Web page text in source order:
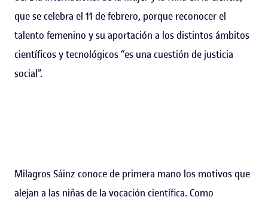
que se celebra el 11 de febrero, porque reconocer el
talento femenino y su aportación a los distintos ámbitos
científicos y tecnológicos “es una cuestión de justicia
social”.
Milagros Sáinz conoce de primera mano los motivos que
alejan a las niñas de la vocación científica. Como